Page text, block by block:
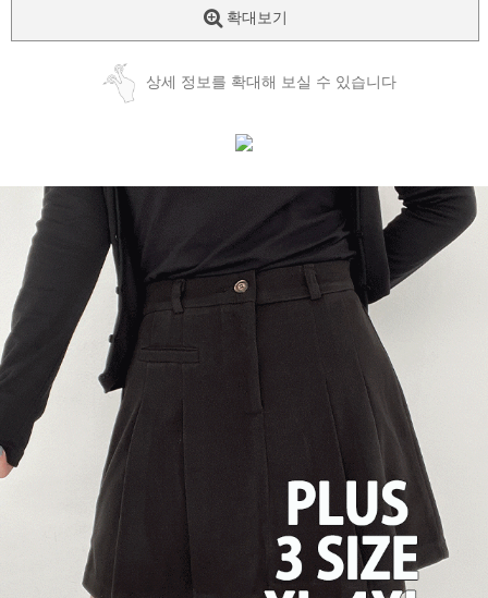
확대보기
상세 정보를 확대해 보실 수 있습니다